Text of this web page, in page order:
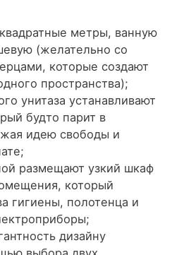
метры, ванную
(желательно со
которые создают
пространства);
унитаза устанавливают
будто парит в
идею свободы и
размещают узкий шкаф
который
гигиены, полотенца и
дизайну